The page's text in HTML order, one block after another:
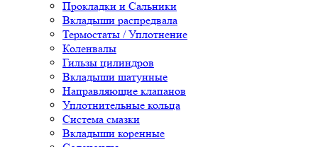
Прокладки и Сальники
Вкладыши распредвала
Термостаты / Уплотнение
Коленвалы
Гильзы цилиндров
Вкладыши шатунные
Направляющие клапанов
Уплотнительные кольца
Система смазки
Вкладыши коренные